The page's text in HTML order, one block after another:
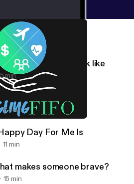
does Success look like
5 min
Biggest Strength
8 min
Day For Me Is
11 min
makes someone brave?
15 min